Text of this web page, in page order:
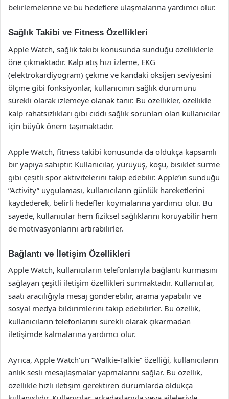
belirlemelerine ve bu hedeflere ulaşmalarına yardımcı olur.
Sağlık Takibi ve Fitness Özellikleri
Apple Watch, sağlık takibi konusunda sunduğu özelliklerle
öne çıkmaktadır. Kalp atış hızı izleme, EKG
(elektrokardiyogram) çekme ve kandaki oksijen seviyesini
ölçme gibi fonksiyonlar, kullanıcının sağlık durumunu
sürekli olarak izlemeye olanak tanır. Bu özellikler, özellikle
kalp rahatsızlıkları gibi ciddi sağlık sorunları olan kullanıcılar
için büyük önem taşımaktadır.
Apple Watch, fitness takibi konusunda da oldukça kapsamlı
bir yapıya sahiptir. Kullanıcılar, yürüyüş, koşu, bisiklet sürme
gibi çeşitli spor aktivitelerini takip edebilir. Apple’ın sunduğu
“Activity” uygulaması, kullanıcıların günlük hareketlerini
kaydederek, belirli hedefler koymalarına yardımcı olur. Bu
sayede, kullanıcılar hem fiziksel sağlıklarını koruyabilir hem
de motivasyonlarını artırabilirler.
Bağlantı ve İletişim Özellikleri
Apple Watch, kullanıcıların telefonlarıyla bağlantı kurmasını
sağlayan çeşitli iletişim özellikleri sunmaktadır. Kullanıcılar,
saati aracılığıyla mesaj gönderebilir, arama yapabilir ve
sosyal medya bildirimlerini takip edebilirler. Bu özellik,
kullanıcıların telefonlarını sürekli olarak çıkarmadan
iletişimde kalmalarına yardımcı olur.
Ayrıca, Apple Watch’un “Walkie-Talkie” özelliği, kullanıcıların
anlık sesli mesajlaşmalar yapmalarını sağlar. Bu özellik,
özellikle hızlı iletişim gerektiren durumlarda oldukça